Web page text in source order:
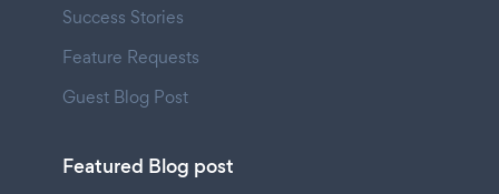
Success Stories
Feature Requests
Guest Blog Post
Featured Blog post